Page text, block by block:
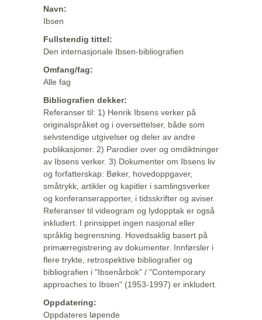
Navn:
Ibsen
Fullstendig tittel:
Den internasjonale Ibsen-bibliografien
Omfang/fag:
Alle fag
Bibliografien dekker:
Referanser til: 1) Henrik Ibsens verker på
originalspråket og i oversettelser, både som
selvstendige utgivelser og deler av andre
publikasjoner. 2) Parodier over og omdiktninger
av Ibsens verker. 3) Dokumenter om Ibsens liv
og forfatterskap: Bøker, hovedoppgaver,
småtrykk, artikler og kapitler i samlingsverker
og konferanserapporter, i tidsskrifter og aviser.
Referanser til videogram og lydopptak er også
inkludert. I prinsippet ingen nasjonal eller
språklig begrensning. Hovedsaklig basert på
primærregistrering av dokumenter. Innførsler i
flere trykte, retrospektive bibliografier og
bibliografien i "Ibsenårbok" / "Contemporary
approaches to Ibsen" (1953-1997) er inkludert.
Oppdatering:
Oppdateres løpende